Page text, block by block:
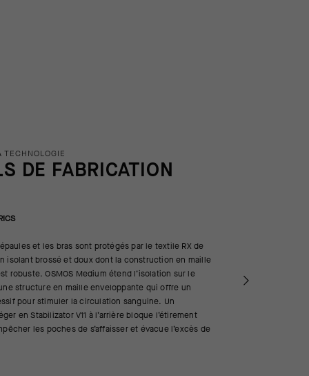
TECHNOLOGIE
DE FABRICATION
et les bras sont protégés par le textile RX de
isolant brossé et doux dont la construction en maille
robuste. OSMOS Medium étend l’isolation sur le
structure en maille enveloppante qui offre un
pour stimuler la circulation sanguine. Un
en Stabilizator V11 à l’arrière bloque l’étirement
les poches de s’affaisser et évacue l’excès de